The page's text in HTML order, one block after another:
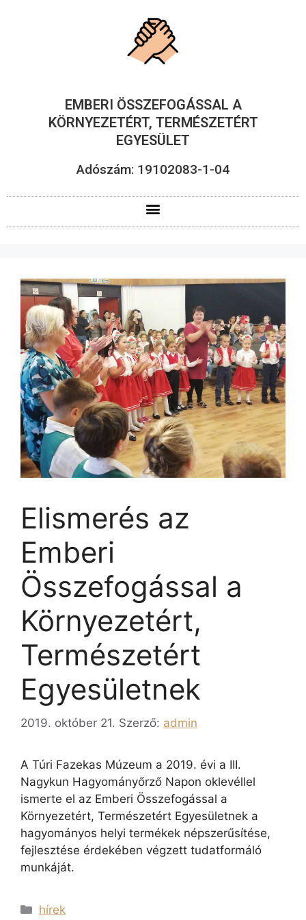
EMBERI ÖSSZEFOGÁSSAL A
KÖRNYEZETÉRT, TERMÉSZETÉRT
EGYESÜLET
Adószám: 19102083-1-04
Elismerés az
Emberi
Összefogással a
Környezetért,
Természetért
Egyesületnek
2019. október 21. Szerző: admin
A Túri Fazekas Múzeum a 2019. évi a III.
Nagykun Hagyományőrző Napon oklevéllel
ismerte el az Emberi Összefogással a
Környezetért, Természetért Egyesületnek a
hagyományos helyi termékek népszerűsítése,
fejlesztése érdekében végzett tudatformáló
munkáját.
hírek